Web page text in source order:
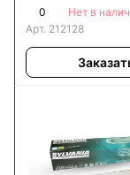
0
Нет в
Арт. 212128